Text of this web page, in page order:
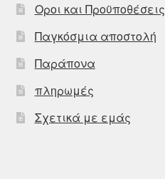
Οροι και Προϋποθέσεις
Παγκόσμια αποστολή
Παράπονα
πληρωμές
Σχετικά με εμάς